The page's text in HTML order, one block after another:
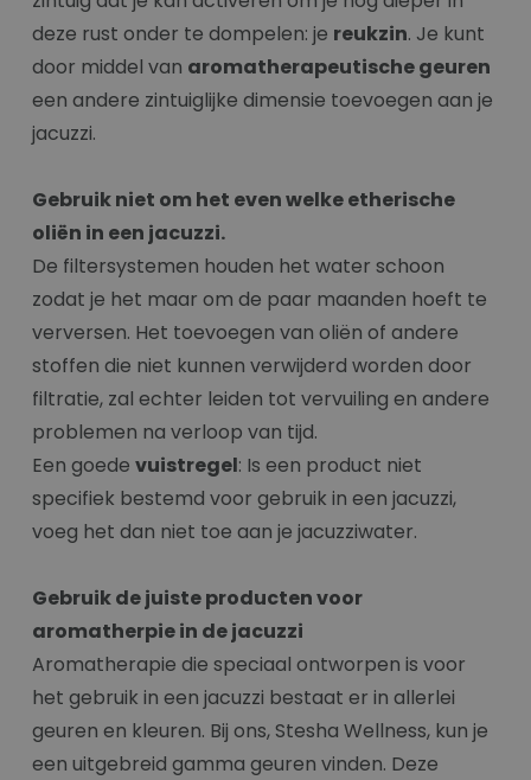
deze rust onder te dompelen: je reukzin. Je kunt
door middel van aromatherapeutische geuren
een andere zintuiglijke dimensie toevoegen aan je
jacuzzi.
Gebruik niet om het even welke etherische
oliën in een jacuzzi.
De filtersystemen houden het water schoon
zodat je het maar om de paar maanden hoeft te
verversen. Het toevoegen van oliën of andere
stoffen die niet kunnen verwijderd worden door
filtratie, zal echter leiden tot vervuiling en andere
problemen na verloop van tijd.
Een goede vuistregel: Is een product niet
specifiek bestemd voor gebruik in een jacuzzi,
voeg het dan niet toe aan je jacuzziwater.
Gebruik de juiste producten voor
aromatherpie in de jacuzzi
Aromatherapie die speciaal ontworpen is voor
het gebruik in een jacuzzi bestaat er in allerlei
geuren en kleuren. Bij ons, Stesha Wellness, kun je
een uitgebreid gamma geuren vinden. Deze